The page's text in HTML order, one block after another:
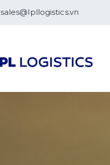
sales@lpllogistics.vn